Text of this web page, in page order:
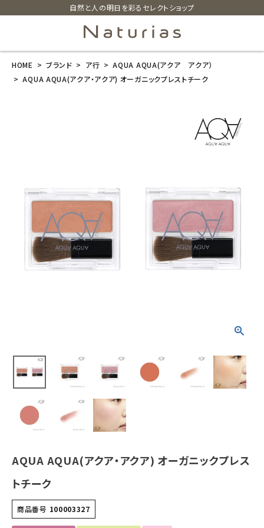
自然と人の明日を彩るセレクトショップ
search
AQUA AQUA
(アクア・アク
ア) オーガニッ
クプレストチー
1,980 (税込)
カテゴリーから探す
美容・コスメ・香水
衛生用品
フェムケア
インナー・下着・ナイトウェア
HOME ブランド ア行
AQUA AQUA(アクア アクア）
AQUA AQUA(アクア・アクア) オーガニックプレストチーク
AQUA AQUA(アクア・アクア) オーガニックプレス
トチーク
商品番号 100003327